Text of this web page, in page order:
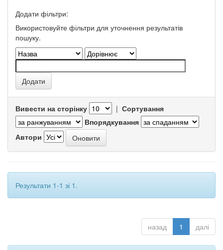
Додати фільтри:
Використовуйте фільтри для уточнення результатів
пошуку.
Вивести на сторінку | Сортування
Впорядкування
Автори
Результати 1-1 зі 1.
назад 1 далі